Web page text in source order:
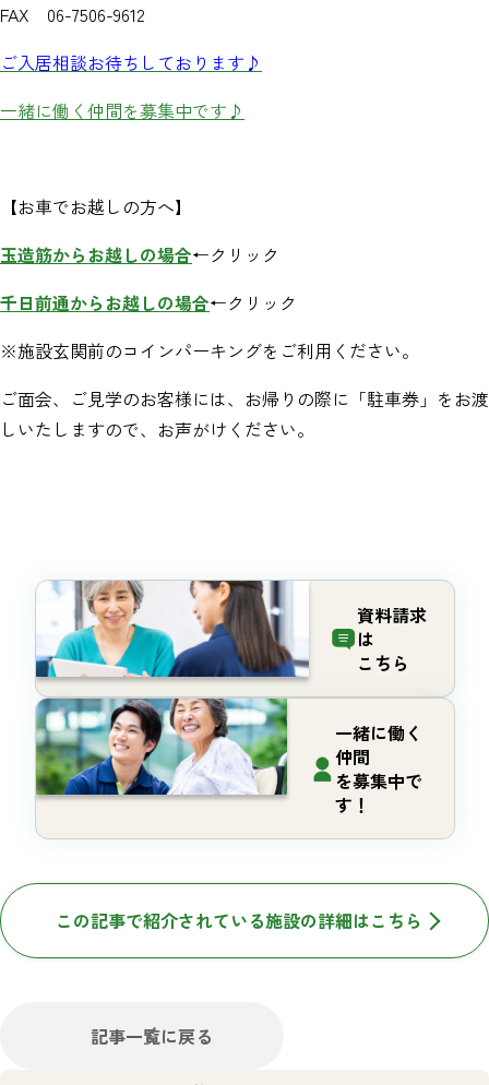
FAX 06-7506-9612
ご入居相談お待ちしております♪
一緒に働く仲間を募集中です♪
【お車でお越しの方へ】
玉造筋からお越しの場合←クリック
千日前通からお越しの場合←クリック
※施設玄関前のコインパーキングをご利用ください。
ご面会、ご見学のお客様には、お帰りの際に「駐車券」をお渡
しいたしますので、お声がけください。
資料請求
は
こちら
一緒に働く
仲間
を募集中で
す！
この記事で紹介されている施設の詳細はこちら
記事一覧に戻る